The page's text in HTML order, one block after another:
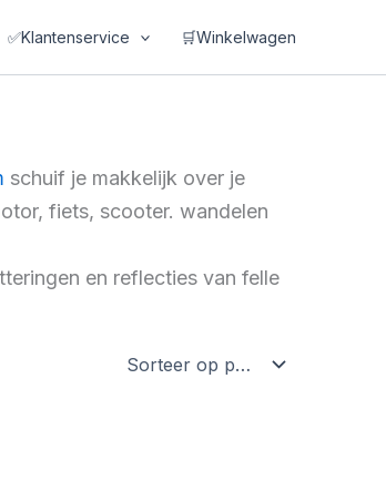
✅Klantenservice 🛒Winkelwagen
schuif je makkelijk over je
fiets, scooter. wandelen
en reflecties van felle